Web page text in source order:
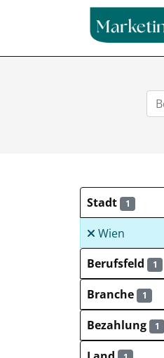
Stadt 1
Wien
Berufsfeld
1
Branche 1
Bezahlung 1